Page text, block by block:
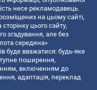
несе рекламодавець.
на цьому сайті,
цього сайту,
згадування, але без
середина»
буде вважатися: будь-яке
поширення,
включенням до
адаптація, переклад